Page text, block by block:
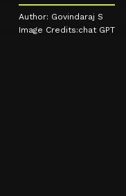
Author: Govindaraj S
Image Credits:chat GPT